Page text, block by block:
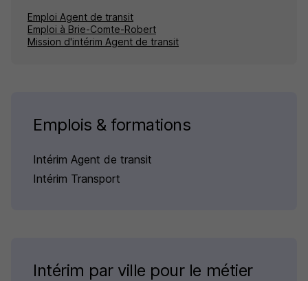
Emploi Agent de transit
Emploi à Brie-Comte-Robert
Mission d'intérim Agent de transit
Emplois & formations
Intérim Agent de transit
Intérim Transport
Intérim par ville pour le métier